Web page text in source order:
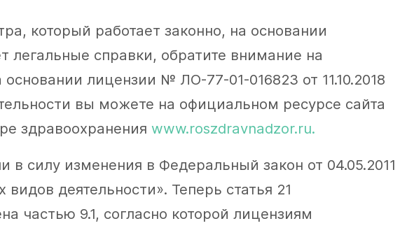
который работает законно, на основании
легальные справки, обратите внимание на
лицензии № ЛО-77-01-016823 от 11.10.2018
вы можете на официальном ресурсе сайта
здравоохранения www.roszdravnadzor.ru.
в силу изменения в Федеральный закон от 04.05.2011
деятельности». Теперь статья 21
частью 9.1, согласно которой лицензиям